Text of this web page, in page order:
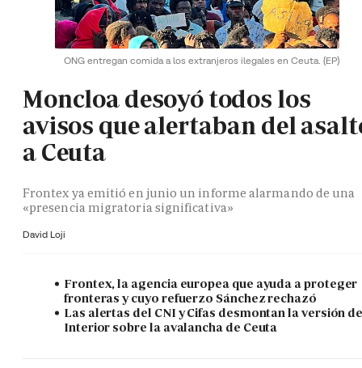
ONG entregan comida a los extranjeros ilegales en Ceuta. (EP)
Moncloa desoyó todos los
avisos que alertaban del
a Ceuta
Frontex ya emitió en junio un informe alarmando de una
«presencia migratoria significativa»
David Loji
Frontex, la agencia europea que ayuda a proteger
fronteras y cuyo refuerzo Sánchez rechazó
Las alertas del CNI y Cifas desmontan la versión
Interior sobre la avalancha de Ceuta